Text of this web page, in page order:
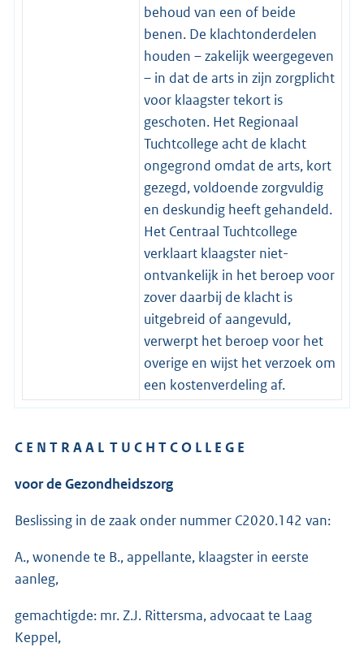
behoud van een of beide
benen. De klachtonderdelen
houden – zakelijk weergegeven
– in dat de arts in zijn zorgplicht
voor klaagster tekort is
geschoten. Het Regionaal
Tuchtcollege acht de klacht
ongegrond omdat de arts, kort
gezegd, voldoende zorgvuldig
en deskundig heeft gehandeld.
Het Centraal Tuchtcollege
verklaart klaagster niet-
ontvankelijk in het beroep voor
zover daarbij de klacht is
uitgebreid of aangevuld,
verwerpt het beroep voor het
overige en wijst het verzoek om
een kostenverdeling af.
C E N T R A A L T U C H T C O L L E G E
voor de Gezondheidszorg
Beslissing in de zaak onder nummer C2020.142 van:
A., wonende te B., appellante, klaagster in eerste
aanleg,
gemachtigde: mr. Z.J. Rittersma, advocaat te Laag
Keppel,